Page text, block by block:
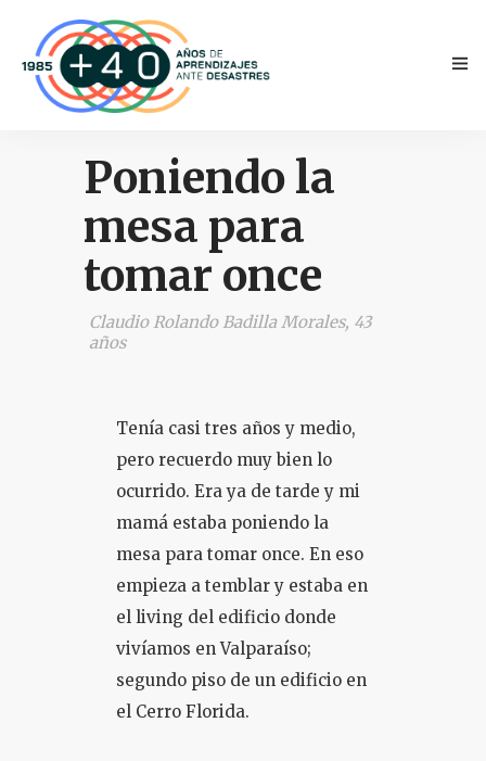
ANTECEDENTES
NOVEDADES
Poniendo la
mesa para
tomar once
Claudio Rolando Badilla Morales, 43
años
Tenía casi tres años y medio,
pero recuerdo muy bien lo
ocurrido. Era ya de tarde y mi
mamá estaba poniendo la
mesa para tomar once. En eso
empieza a temblar y estaba en
el living del edificio donde
vivíamos en Valparaíso;
segundo piso de un edificio en
el Cerro Florida.